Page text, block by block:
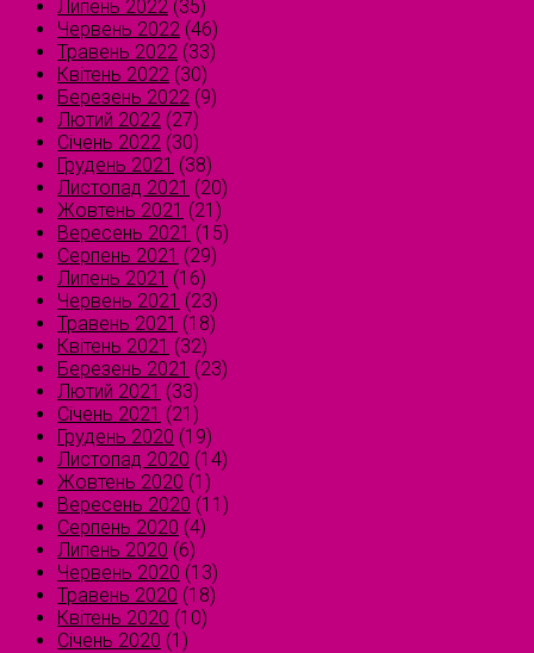
Липень 2022 (35)
Червень 2022 (46)
Травень 2022 (33)
Квітень 2022 (30)
Березень 2022 (9)
Лютий 2022 (27)
Січень 2022 (30)
Грудень 2021 (38)
Листопад 2021 (20)
Жовтень 2021 (21)
Вересень 2021 (15)
Серпень 2021 (29)
Липень 2021 (16)
Червень 2021 (23)
Травень 2021 (18)
Квітень 2021 (32)
Березень 2021 (23)
Лютий 2021 (33)
Січень 2021 (21)
Грудень 2020 (19)
Листопад 2020 (14)
Жовтень 2020 (1)
Вересень 2020 (11)
Серпень 2020 (4)
Липень 2020 (6)
Червень 2020 (13)
Травень 2020 (18)
Квітень 2020 (10)
Січень 2020 (1)